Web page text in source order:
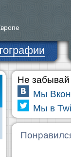
Не забывай
Мы
Мы в